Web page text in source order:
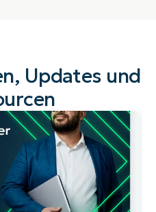
Updates und